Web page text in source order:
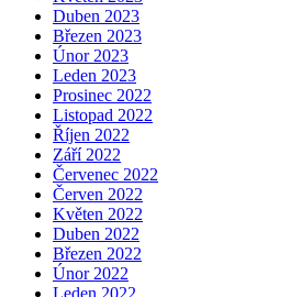
Duben 2023
Březen 2023
Únor 2023
Leden 2023
Prosinec 2022
Listopad 2022
Říjen 2022
Září 2022
Červenec 2022
Červen 2022
Květen 2022
Duben 2022
Březen 2022
Únor 2022
Leden 2022